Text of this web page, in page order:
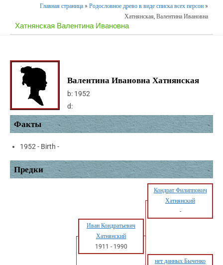
Главная страница » Родословное древо в виде списка всех персон »
Хатнянская, Валентина Ивановна
Хатнянская Валентина Ивановна
Валентина Ивановна Хатнянская
b: 1952
d:
Факты
1952 - Birth -
Предки
Кондрат Филиппович
Хатнянский
-
Иван Кондратьевич
Хатнянский
1911 - 1990
нет данных Быченко